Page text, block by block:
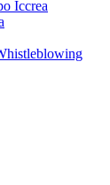
Iccrea